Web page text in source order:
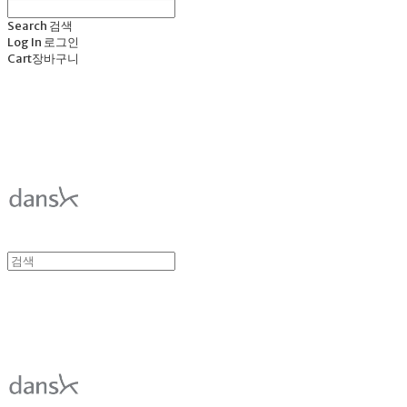
Search 검색
Log In 로그인
Cart장바구니